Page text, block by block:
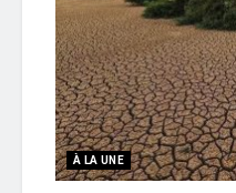
À LA UNE